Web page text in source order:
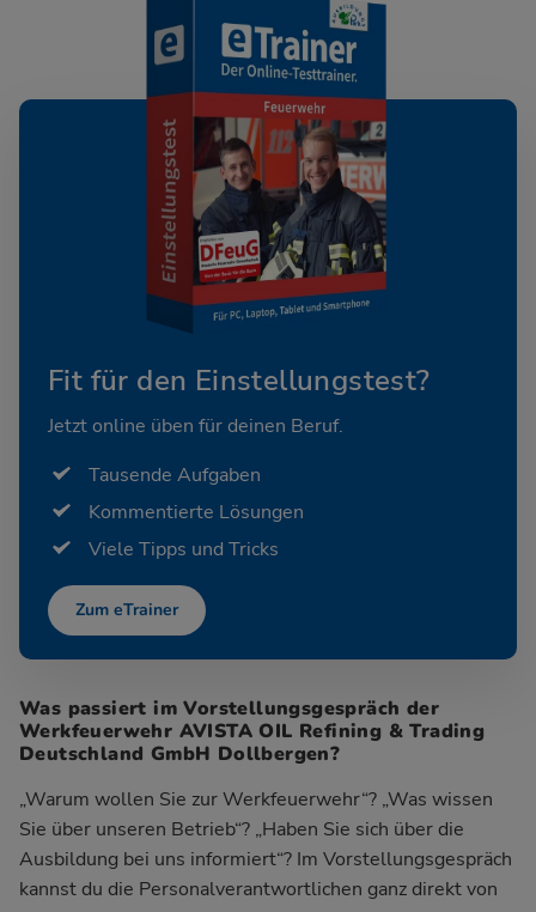
Fit für den Einstellungstest?
Jetzt online üben für deinen Beruf.
Tausende Aufgaben
Kommentierte Lösungen
Viele Tipps und Tricks
Zum eTrainer
Was passiert im Vorstellungsgespräch der
Werkfeuerwehr AVISTA OIL Refining & Trading
Deutschland GmbH Dollbergen?
„Warum wollen Sie zur Werkfeuerwehr“? „Was wissen
Sie über unseren Betrieb“? „Haben Sie sich über die
Ausbildung bei uns informiert“? Im Vorstellungsgespräch
kannst du die Personalverantwortlichen ganz direkt von